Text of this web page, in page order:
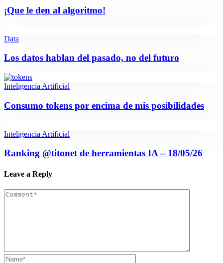
¡Que le den al algoritmo!
Data
Los datos hablan del pasado, no del futuro
Inteligencia Artificial
Consumo tokens por encima de mis posibilidades
Inteligencia Artificial
Ranking @titonet de herramientas IA – 18/05/26
Leave a Reply